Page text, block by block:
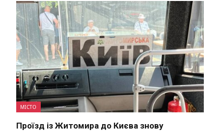
МІСТО
Проїзд із Житомира до Києва знову